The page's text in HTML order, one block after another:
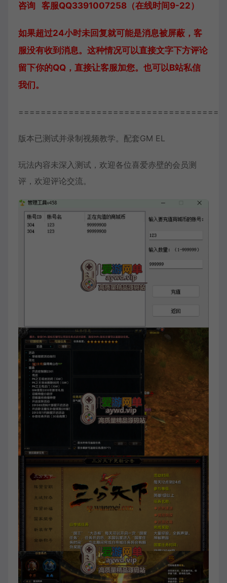
咨询 客服QQ3391007258（在线时间9-22）
如果超过24小时未回复就可能是消息被屏蔽，客
服没有收到消息。这种情况可以直接文字下方评论
留下你的QQ，直接让客服加您。也可以B站私信
我们。
版本已测试并录制视频教学。配套GM EL
玩法内容未深入测试，欢迎各位喜爱赤壁的会员测
评，欢迎评论交流。